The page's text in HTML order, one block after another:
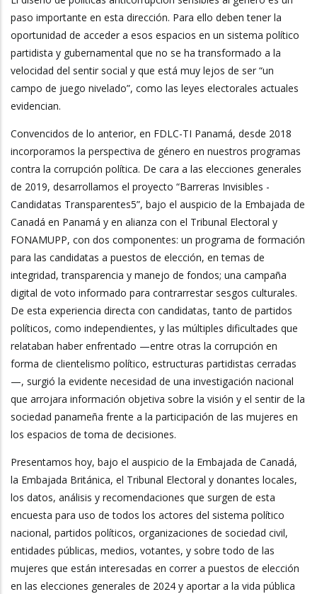
paso importante en esta dirección. Para ello deben tener la
oportunidad de acceder a esos espacios en un sistema político
partidista y gubernamental que no se ha transformado a la
velocidad del sentir social y que está muy lejos de ser “un
campo de juego nivelado”, como las leyes electorales actuales
evidencian.
Convencidos de lo anterior, en FDLC-TI Panamá, desde 2018
incorporamos la perspectiva de género en nuestros programas
contra la corrupción política. De cara a las elecciones generales
de 2019, desarrollamos el proyecto “Barreras Invisibles -
Candidatas Transparentes5”, bajo el auspicio de la Embajada de
Canadá en Panamá y en alianza con el Tribunal Electoral y
FONAMUPP, con dos componentes: un programa de formación
para las candidatas a puestos de elección, en temas de
integridad, transparencia y manejo de fondos; una campaña
digital de voto informado para contrarrestar sesgos culturales.
De esta experiencia directa con candidatas, tanto de partidos
políticos, como independientes, y las múltiples dificultades que
relataban haber enfrentado —entre otras la corrupción en
forma de clientelismo político, estructuras partidistas cerradas
—, surgió la evidente necesidad de una investigación nacional
que arrojara información objetiva sobre la visión y el sentir de la
sociedad panameña frente a la participación de las mujeres en
los espacios de toma de decisiones.
Presentamos hoy, bajo el auspicio de la Embajada de Canadá,
la Embajada Británica, el Tribunal Electoral y donantes locales,
los datos, análisis y recomendaciones que surgen de esta
encuesta para uso de todos los actores del sistema político
nacional, partidos políticos, organizaciones de sociedad civil,
entidades públicas, medios, votantes, y sobre todo de las
mujeres que están interesadas en correr a puestos de elección
en las elecciones generales de 2024 y aportar a la vida pública